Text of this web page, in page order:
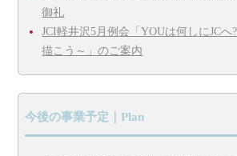
御礼
JCI軽井沢5月例会「YOUは何しにJCへ
描こう～」のご案内
今後の事業予定｜Plan